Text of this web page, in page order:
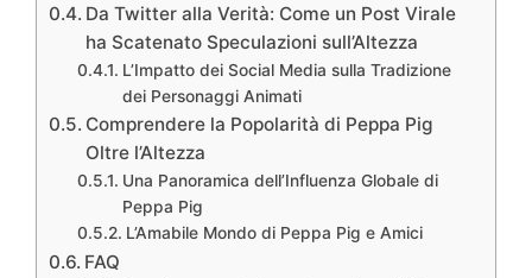
Da Twitter alla Verità: Come un Post Virale
ha Scatenato Speculazioni sull’Altezza
L’Impatto dei Social Media sulla Tradizione
dei Personaggi Animati
Comprendere la Popolarità di Peppa Pig
Oltre l’Altezza
Una Panoramica dell’Influenza Globale di
Peppa Pig
L’Amabile Mondo di Peppa Pig e Amici
FAQ